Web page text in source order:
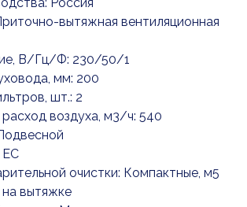
Россия
вытяжная вентиляционная
В/Гц/Ф: 230/50/1
мм: 200
шт.: 2
воздуха, м3/ч: 540
очистки: Компактные, м5
вытяжке